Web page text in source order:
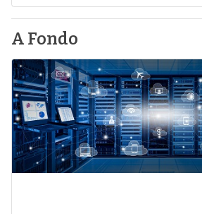
A Fondo